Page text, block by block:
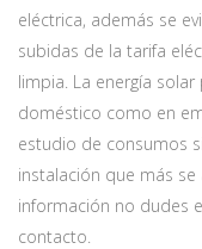
eléctrica, además se
subidas de la tarifa
limpia. La energía
doméstico como en
estudio de consumos
instalación que más
información no dudes
contacto.